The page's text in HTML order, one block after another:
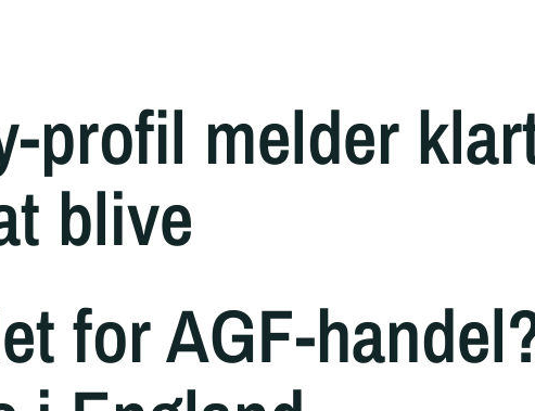
profil melder
blive
for AGF-